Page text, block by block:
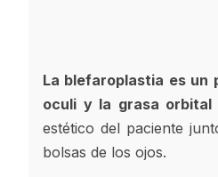
La blefaroplastia es un
oculi y la grasa orbital
estético del paciente
bolsas de los ojos.